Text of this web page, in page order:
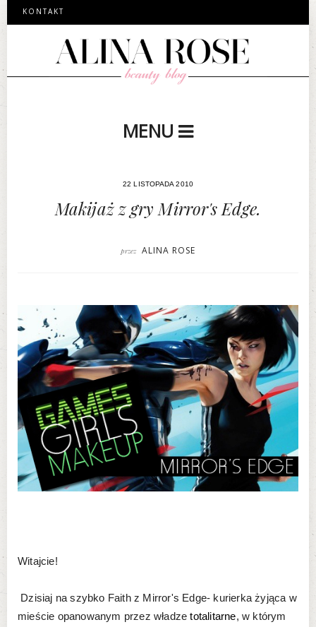
KONTAKT
MENU
22 LISTOPADA 2010
Makijaż z gry Mirror's Edge.
przez ALINA ROSE
Witajcie!
Dzisiaj na szybko Faith z Mirror's Edge- kurierka żyjąca w
mieście opanowanym przez władze totalitarne, w którym